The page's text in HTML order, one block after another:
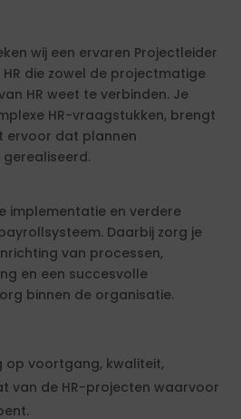
wij een ervaren Projectleider
die zowel de projectmatige
HR weet te verbinden. Je
HR-vraagstukken, brengt
ervoor dat plannen
implementatie en verdere
Daarbij zorg je
van processen,
en een succesvolle
binnen de organisatie.
op voortgang, kwaliteit,
van de HR-projecten waarvoor